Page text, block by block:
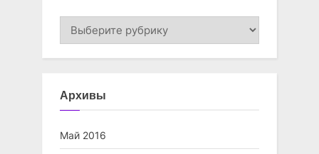
Разделы
Архивы
Май 2016